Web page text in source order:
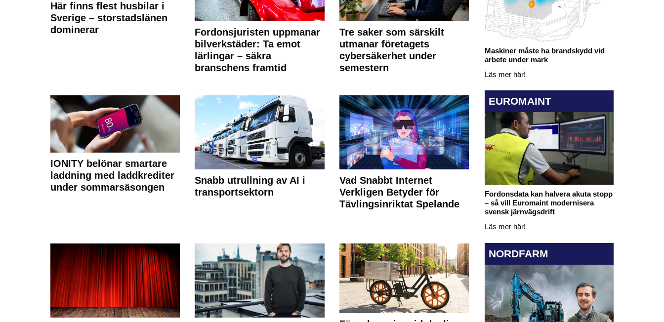
Här finns flest husbilar i
Sverige – storstadslänen
dominerar
Fordonsjuristen uppmanar
bilverkstäder: Ta emot
lärlingar – säkra
branschens framtid
Tre saker som särskilt
utmanar företagets
cybersäkerhet under
semestern
IONITY belönar smartare
laddning med laddkrediter
under sommarsäsongen
Snabb utrullning av AI i
transportsektorn
Vad Snabbt Internet
Verkligen Betyder för
Tävlingsinriktat Spelande
Maskiner måste ha brandskydd vid
arbete under mark
Läs mer här!
EUROMAINT
Fordonsdata kan halvera akuta stopp
– så vill Euromaint modernisera
svensk järnvägsdrift
Läs mer här!
NORDFARM